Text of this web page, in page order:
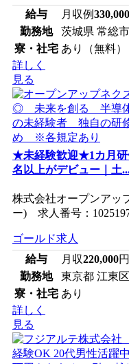
給与
月収例330,000
勤務地
茨城県 常総市
寮・社宅 あり（無料）
詳しく
見る
★未経験歓迎★1カ月研
名以上がデビュー｜土
株式会社オープンアッ
ー) 求人番号：
ゴールド求人
給与
月収220,000
勤務地
東京都 江東区
寮・社宅 あり
詳しく
見る